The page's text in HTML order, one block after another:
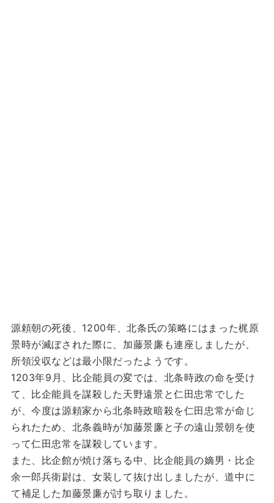
源頼朝の死後、1200年、北条氏の策略にはまった梶原
景時が滅ぼされた際に、加藤景廉も連座しましたが、
所領没収などは最小限だったようです。
1203年9月、比企能員の変では、北条時政の命を受け
て、比企能員を謀殺した天野遠景と仁田忠常でした
が、今度は源頼家から北条時政暗殺を仁田忠常が命じ
られたため、北条義時が加藤景廉と子の遠山景朝を使
って仁田忠常を謀殺しています。
また、比企館が焼け落ちる中、比企能員の嫡男・比企
余一郎兵衛尉は、女装して抜け出しましたが、道中に
て補足した加藤景廉が討ち取りました。